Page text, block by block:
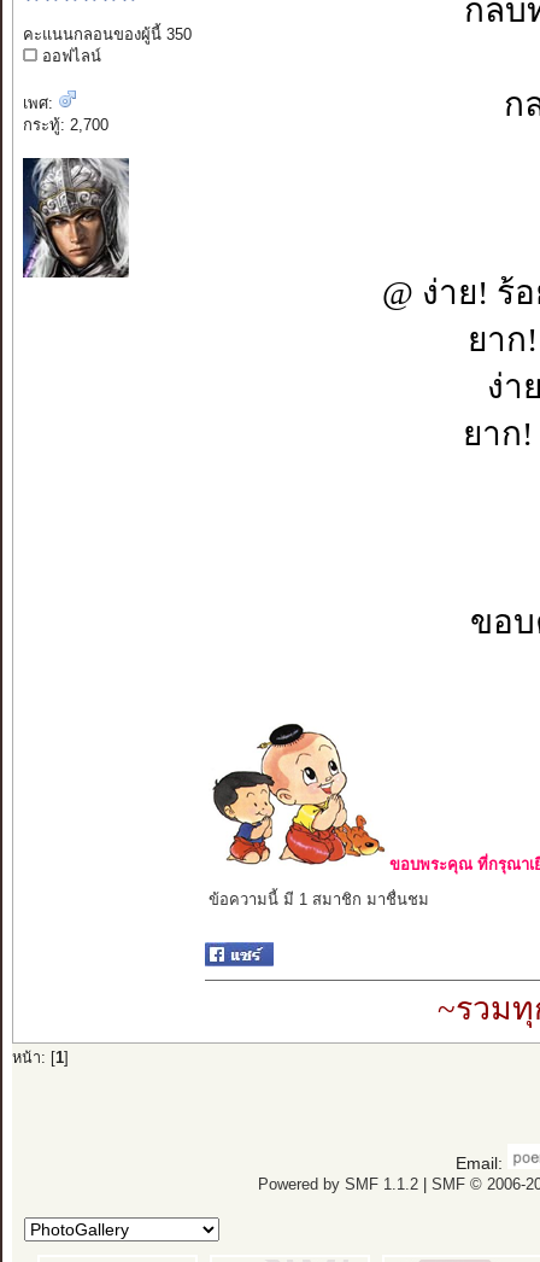
คะแนนกลอนของผู้นี้ 350
ออฟไลน์
เพศ:
กระทู้: 2,700
กลบ
ก
@ ง่าย! ร้
ยาก
ง่า
ยาก
ขอ
ขอบพระคุณ ที่กรุณาเ
ข้อความนี้ มี 1 สมาชิก มาชื่นชม
~รวมทุ
หน้า: [ 1]
Email:
Powered by SMF 1.1.2| SMF © 2006-